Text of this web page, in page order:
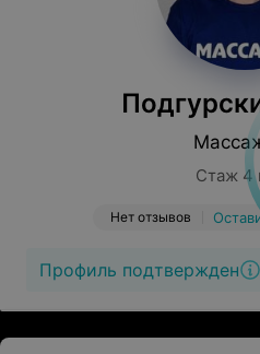
Стаж 4
Нет отзывов
Профиль подтвержден